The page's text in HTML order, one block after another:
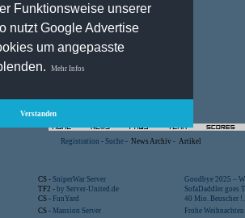
Funktionsweise unserer
nutzt Google Advertise
um angepasste
Mehr Infos
Verstanden
Registration - Suche - News Archiv - Artikel
CS - SniperWar Server
Goodbye 2025 –
TF2 - by Server-United.de
SofaDaddler goes
CS - FunYard
40 Mio. Beuscher
CS - Mansion Server
Frohe